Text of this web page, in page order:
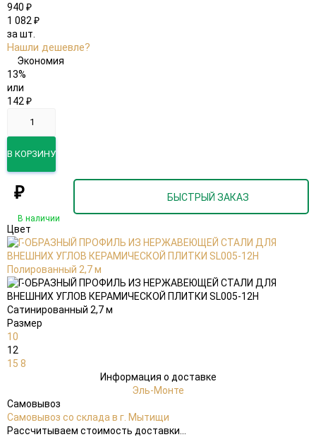
940 ₽
1 082 ₽
за шт.
Нашли дешевле?
Экономия
13%
или
142 ₽
В КОРЗИНУ
₽ БЫСТРЫЙ ЗАКАЗ
В наличии
Цвет
Размер
10
12
15 8
Информация о доставке
Эль-Монте
Самовывоз
Самовывоз со склада в г. Мытищи
Рассчитываем стоимость доставки...